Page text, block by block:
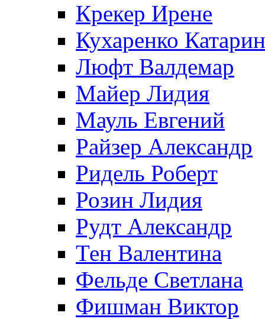
Крекер Ирене
Кухаренко
Люфт Валдемaр
Майер Лидия
Мауль Евгений
Райзер Александр
Ридель Роберт
Розин Лидия
Рудт Александр
Тен Валентина
Фельде Светлана
Фишман Виктор